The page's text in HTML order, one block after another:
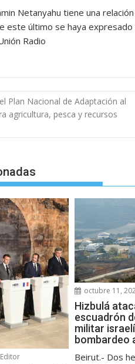
Netanyahu tiene una
este último se haya
Radio
Plan Nacional de Adaptación al
agricultura, pesca y recursos
Editor
octubre 11,
Hizbulá
escuadrón
militar
bombardeo
Beirut.- Dos